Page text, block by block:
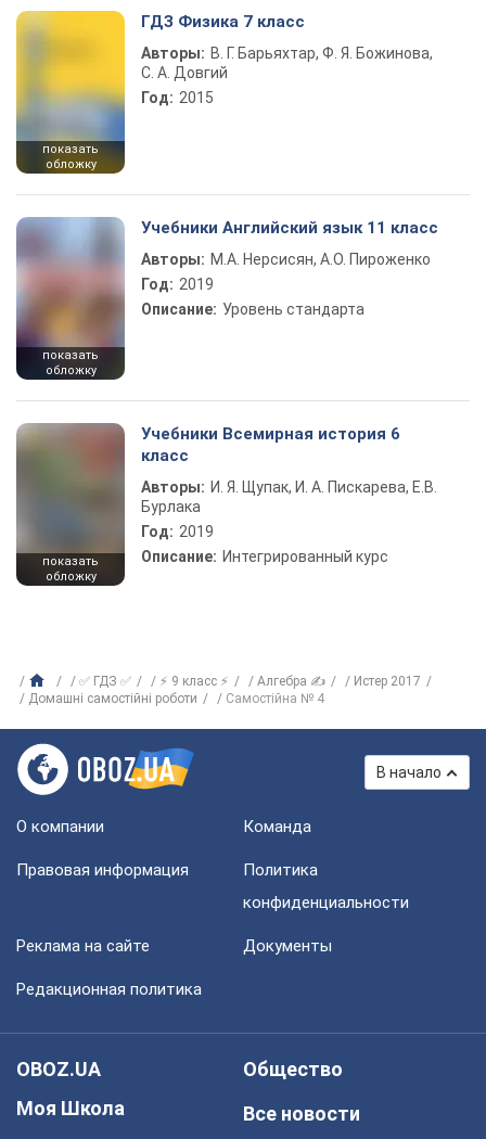
показать
обложку
ГДЗ Физика 7 класс
Авторы: В. Г. Барьяхтар, Ф. Я. Божинова,
С. А. Довгий
Год: 2015
показать
обложку
Учебники Английский язык 11 класс
Авторы: М.А. Нерсисян, А.О. Пироженко
Год: 2019
Описание: Уровень стандарта
показать
обложку
Учебники Всемирная история 6
класс
Авторы: И. Я. Щупак, И. А. Пискарева, Е.В.
Бурлака
Год: 2019
Описание: Интегрированный курс
✅ ГДЗ ✅ ⚡ 9 класс ⚡ Алгебра ✍
Истер 2017
Домашні самостійні роботи
Самостійна № 4
В начало
О компании Команда
Правовая информация
Политика
конфиденциальности
Реклама на сайте Документы
Редакционная политика
OBOZ.UA
Моя Школа
Общество
Все новости